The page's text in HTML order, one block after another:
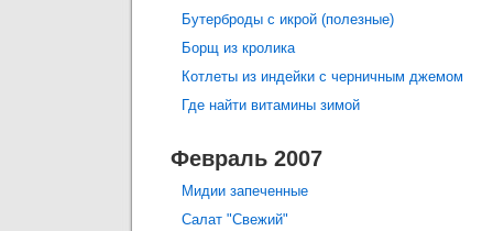
Бутерброды с икрой (полезные)
Борщ из кролика
Котлеты из индейки с черничным джемом
Где найти витамины зимой
Февраль 2007
Мидии запеченные
Салат "Свежий"